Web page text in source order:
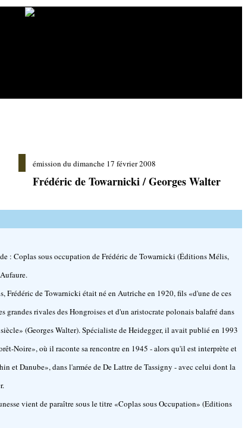
émission du dimanche 17 février 2008
Frédéric de Towarnicki / Georges Walter
: Coplas sous occupation de Frédéric de Towarnicki (Éditions Mélis,
Frédéric de Towarnicki était né en Autriche en 1920, fils «d'une de ces
grandes rivales des Hongroises et d'un aristocrate polonais balafré dans
(Georges Walter). Spécialiste de Heidegger, il avait publié en 1993
Noire», où il raconte sa rencontre en 1945 - alors qu'il est interprète et
et Danube», dans l'armée de De Lattre de Tassigny - avec celui dont la
vient de paraître sous le titre «Coplas sous Occupation» (Editions